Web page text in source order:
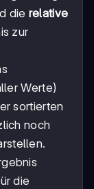
die relative
zur
Werte)
sortierten
noch
die